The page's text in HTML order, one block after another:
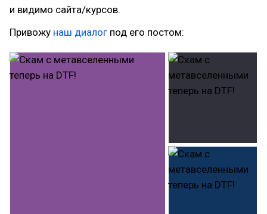
и видимо сайта/курсов.
Привожу наш диалог под его постом: